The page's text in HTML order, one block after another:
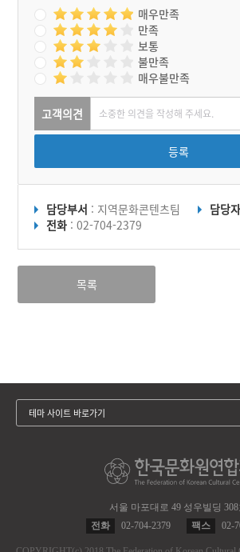
매우만족
만족
보통
불만족
매우불만족
고객의견
등록
담당부서 : 지역문화콘텐츠팀 담당자
전화 : 02-704-2379
목록
서울 마포대로 49 성우빌딩 308
전화
02-704-2379 팩스 02-
테마 사이트 바로가기